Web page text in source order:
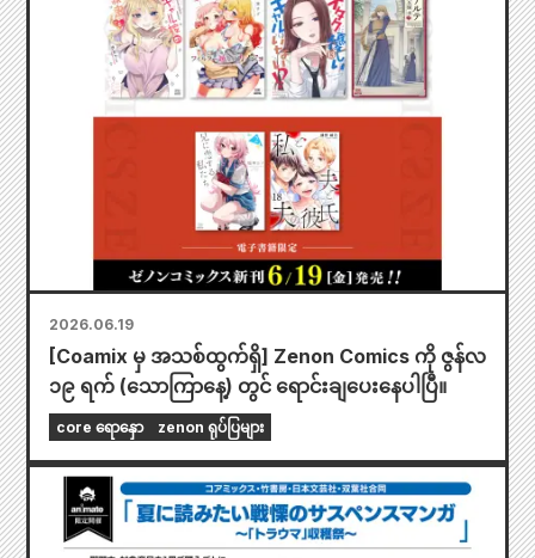
2026.06.19
[Coamix မှ အသစ်ထွက်ရှိ] Zenon Comics ကို ဇွန်လ
၁၉ ရက် (သောကြာနေ့) တွင် ရောင်းချပေးနေပါပြီ။
core ရောနှော zenon ရုပ်ပြများ